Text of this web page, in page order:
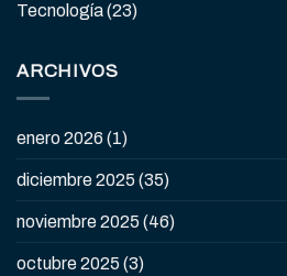
Tecnología(23)
ARCHIVOS
enero 2026 (1)
diciembre 2025 (35)
noviembre 2025 (46)
octubre 2025 (3)